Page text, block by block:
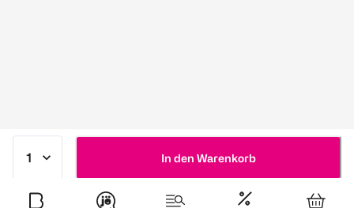
In den Warenkorb